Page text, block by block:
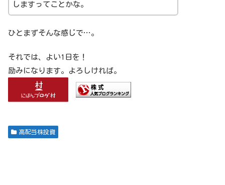
しますってことかな。
ひとまずそんな感じで…。
それでは、よい1日を！
励みになります。よろしければ。
高配当株投資